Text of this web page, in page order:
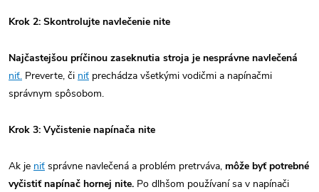
Krok 2: Skontrolujte navlečenie nite
Najčastejšou príčinou zaseknutia stroja je nesprávne navlečená
niť. Preverte, či niť prechádza všetkými vodičmi a napínačmi
správnym spôsobom.
Krok 3: Vyčistenie napínača nite
Ak je niť správne navlečená a problém pretrváva, môže byť potrebné
vyčistiť napínač hornej nite. Po dlhšom používaní sa v napínači